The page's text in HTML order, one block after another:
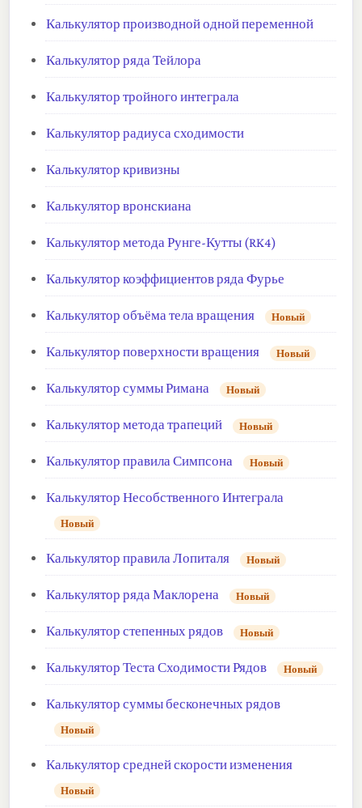
Калькулятор производной одной переменной
Калькулятор ряда Тейлора
Калькулятор тройного интеграла
Калькулятор радиуса сходимости
Калькулятор кривизны
Калькулятор вронскиана
Калькулятор метода Рунге-Кутты (RK4)
Калькулятор коэффициентов ряда Фурье
Калькулятор объёма тела вращения Новый
Калькулятор поверхности вращения Новый
Калькулятор суммы Римана Новый
Калькулятор метода трапеций Новый
Калькулятор правила Симпсона Новый
Калькулятор Несобственного Интеграла
Новый
Калькулятор правила Лопиталя Новый
Калькулятор ряда Маклорена Новый
Калькулятор степенных рядов Новый
Калькулятор Теста Сходимости Рядов Новый
Калькулятор суммы бесконечных рядов
Новый
Калькулятор средней скорости изменения
Новый